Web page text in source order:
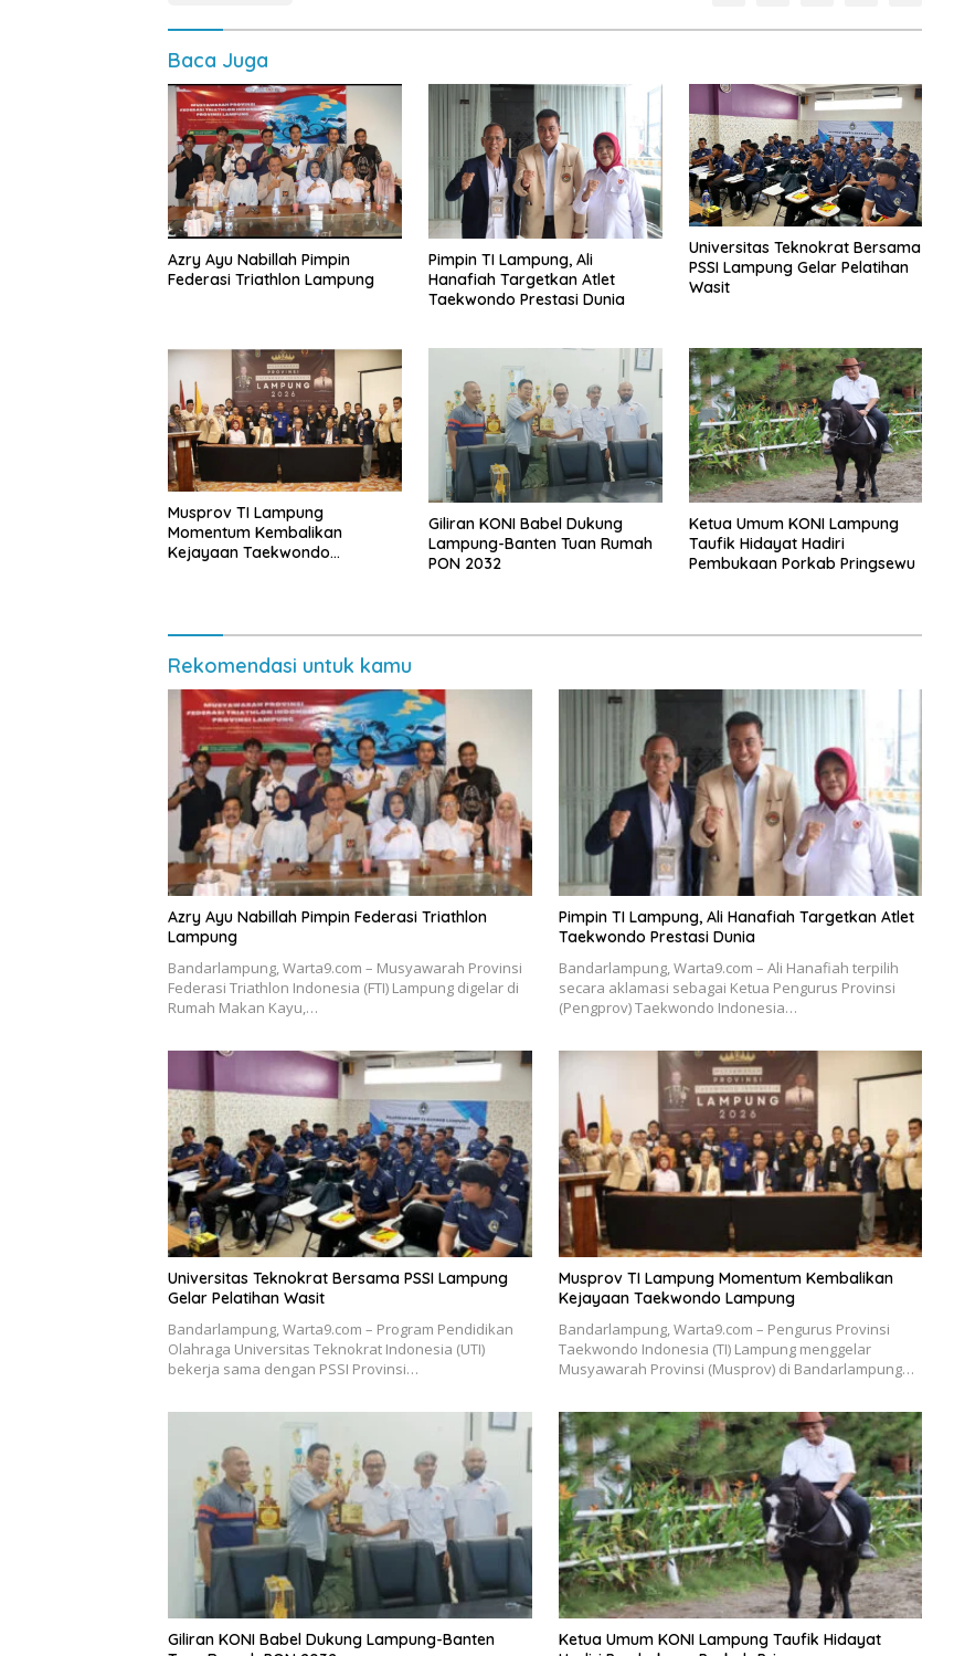
Baca Juga
Azry Ayu Nabillah Pimpin
Federasi Triathlon Lampung
Pimpin TI Lampung, Ali
Hanafiah Targetkan Atlet
Taekwondo Prestasi Dunia
Universitas Teknokrat Bersama
PSSI Lampung Gelar Pelatihan
Wasit
Musprov TI Lampung
Momentum Kembalikan
Kejayaan Taekwondo
Giliran KONI Babel Dukung
Lampung-Banten Tuan Rumah
PON 2032
Ketua Umum KONI Lampung
Taufik Hidayat Hadiri
Pembukaan Porkab Pringsewu
Rekomendasi untuk kamu
Azry Ayu Nabillah Pimpin Federasi Triathlon
Lampung
Bandarlampung, Warta9.com – Musyawarah Provinsi
Federasi Triathlon Indonesia (FTI) Lampung digelar di
Rumah Makan Kayu,…
Pimpin TI Lampung, Ali Hanafiah Targetkan Atlet
Taekwondo Prestasi Dunia
Bandarlampung, Warta9.com – Ali Hanafiah terpilih
secara aklamasi sebagai Ketua Pengurus Provinsi
(Pengprov) Taekwondo Indonesia…
Universitas Teknokrat Bersama PSSI Lampung
Gelar Pelatihan Wasit
Bandarlampung, Warta9.com – Program Pendidikan
Olahraga Universitas Teknokrat Indonesia (UTI)
bekerja sama dengan PSSI Provinsi…
Musprov TI Lampung Momentum Kembalikan
Kejayaan Taekwondo Lampung
Bandarlampung, Warta9.com – Pengurus Provinsi
Taekwondo Indonesia (TI) Lampung menggelar
Musyawarah Provinsi (Musprov) di Bandarlampung…
Giliran KONI Babel Dukung Lampung-Banten
Ketua Umum KONI Lampung Taufik Hidayat